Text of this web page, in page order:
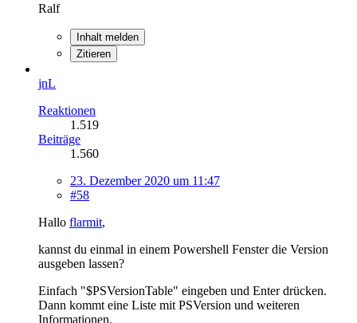
Ralf
Inhalt melden
Zitieren
jnL
Reaktionen
1.519
Beiträge
1.560
23. Dezember 2020 um 11:47
#58
Hallo flarmit,
kannst du einmal in einem Powershell Fenster die Version
ausgeben lassen?
Einfach "$PSVersionTable" eingeben und Enter drücken.
Dann kommt eine Liste mit PSVersion und weiteren
Informationen.